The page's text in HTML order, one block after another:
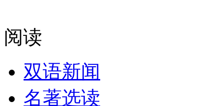
阅读
双语新闻
名著选读